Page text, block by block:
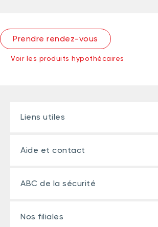
Prendre rendez-vous
Voir les produits hypothécaires
Liens utiles
Aide et contact
ABC de la sécurité
Nos filiales